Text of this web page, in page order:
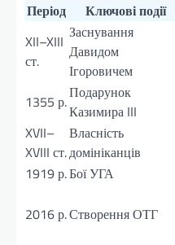
Період
Ключові події
XII–XIII
ст.
Заснування
Давидом
Ігоровичем
1355 р.Подарунок
Казимира III
XVII–
XVIII ст.
Власність
домініканців
1919 р.Бої УГА
2016 р.Створення ОТГ